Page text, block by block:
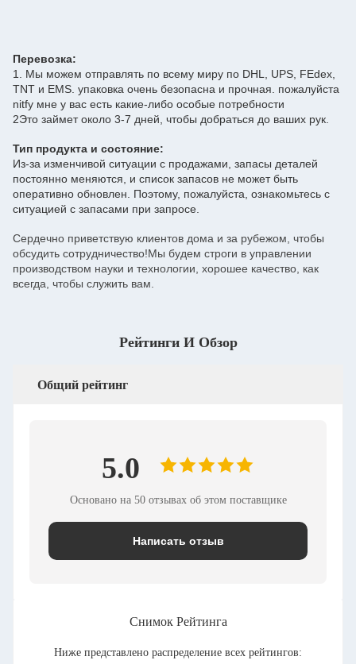
Перевозка:
1. Мы можем отправлять по всему миру по DHL, UPS, FEdex,
TNT и EMS. упаковка очень безопасна и прочная. пожалуйста
nitfy мне у вас есть какие-либо особые потребности
2Это займет около 3-7 дней, чтобы добраться до ваших рук.
Тип продукта и состояние:
Из-за изменчивой ситуации с продажами, запасы деталей
постоянно меняются, и список запасов не может быть
оперативно обновлен. Поэтому, пожалуйста, ознакомьтесь с
ситуацией с запасами при запросе.
Сердечно приветствую клиентов дома и за рубежом, чтобы
обсудить сотрудничество!Мы будем строги в управлении
производством науки и технологии, хорошее качество, как
всегда, чтобы служить вам.
Рейтинги И Обзор
Общий рейтинг
5.0
Основано на 50 отзывах об этом поставщике
Написать отзыв
Снимок Рейтинга
Ниже представлено распределение всех рейтингов: